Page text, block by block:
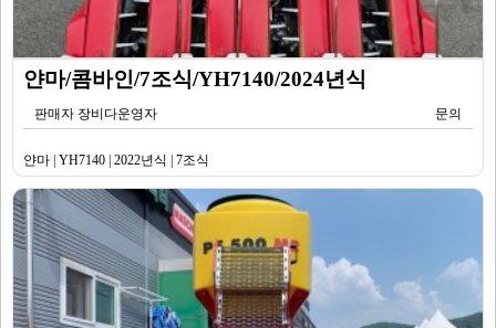
얀마/콤바인/7조식/YH7140/2024년식
판매자 장비다운영자 문의
얀마 | YH7140 | 2022년식 | 7조식